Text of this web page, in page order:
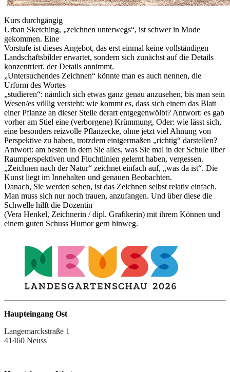
Kurs durchgängig
Urban Sketching, „zeichnen unterwegs“, ist schwer in Mode
gekommen. Eine
Vorstufe ist dieses Angebot, das erst einmal keine vollständigen
Landschaftsbilder erwartet, sondern sich zunächst auf die Details
konzentriert. der Details annimmt.
„Untersuchendes Zeichnen“ könnte man es auch nennen, die
Urform des Wortes
„studieren“: nämlich sich etwas ganz genau anzusehen, bis man sein
Wesen/es völlig versteht: wie kommt es, dass sich einem das Blatt
einer Pflanze an dieser Stelle derart entgegenwölbt? Antwort: es gab
vorher am Stiel eine (verborgene) Krümmung, Oder: wie lässt sich,
eine besonders reizvolle Pflanzecke, ohne jetzt viel Ahnung von
Perspektive zu haben, trotzdem einigermaßen „richtig“ darstellen?
Antwort: am besten in dem Sie alles, was Sie mal in der Schule über
Raumperspektiven und Fluchtlinien gelernt haben, vergessen.
„Zeichnen nach der Natur“ zeichnet einfach auf, „was da ist“. Die
Kunst liegt im Innehalten und genauen Beobachten.
Danach, Sie werden sehen, ist das Zeichnen selbst relativ einfach.
Man muss sich nur noch trauen, anzufangen. Und über diese die
Schwelle hilft die Dozentin
(Vera Henkel, Zeichnerin / dipl. Grafikerin) mit ihrem Können und
einem guten Schuss Humor gern hinweg.
Haupteingang Ost
Langemarckstraße 1
41460 Neuss